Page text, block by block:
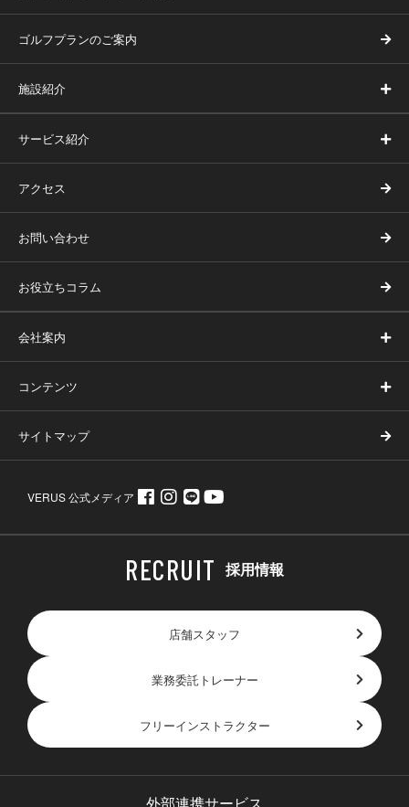
ゴルフプランのご案内
施設紹介
サービス紹介
アクセス
お問い合わせ
お役立ちコラム
会社案内
コンテンツ
サイトマップ
VERUS 公式メディア
採用情報
店舗スタッフ
業務委託トレーナー
フリーインストラクター